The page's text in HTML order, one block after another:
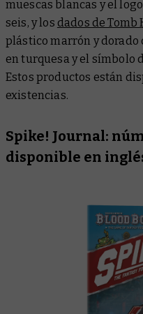
muescas blancas y el
seis, y los dados de Tomb
plástico marrón y dorado
en turquesa y el símbolo
Estos productos están
existencias.
Spike! Journal:
disponible en